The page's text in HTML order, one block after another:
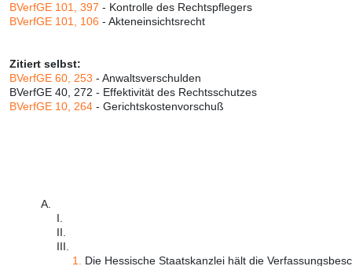
BVerfGE 101, 397 - Kontrolle des Rechtspflegers
BVerfGE 101, 106 - Akteneinsichtsrecht
Zitiert selbst:
BVerfGE 60, 253 - Anwaltsverschulden
BVerfGE 40, 272 - Effektivität des Rechtsschutzes
BVerfGE 10, 264 - Gerichtskostenvorschuß
A.
I.
II.
III.
1.
Die Hessische Staatskanzlei hält die